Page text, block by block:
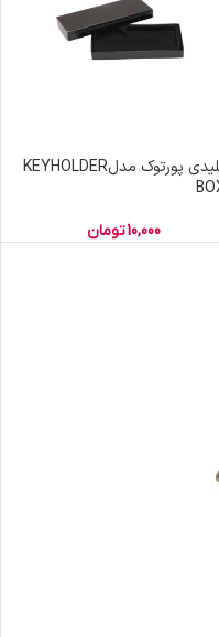
جا کلیدی پورتوک مدلKEYHOLDER
10,000تومان